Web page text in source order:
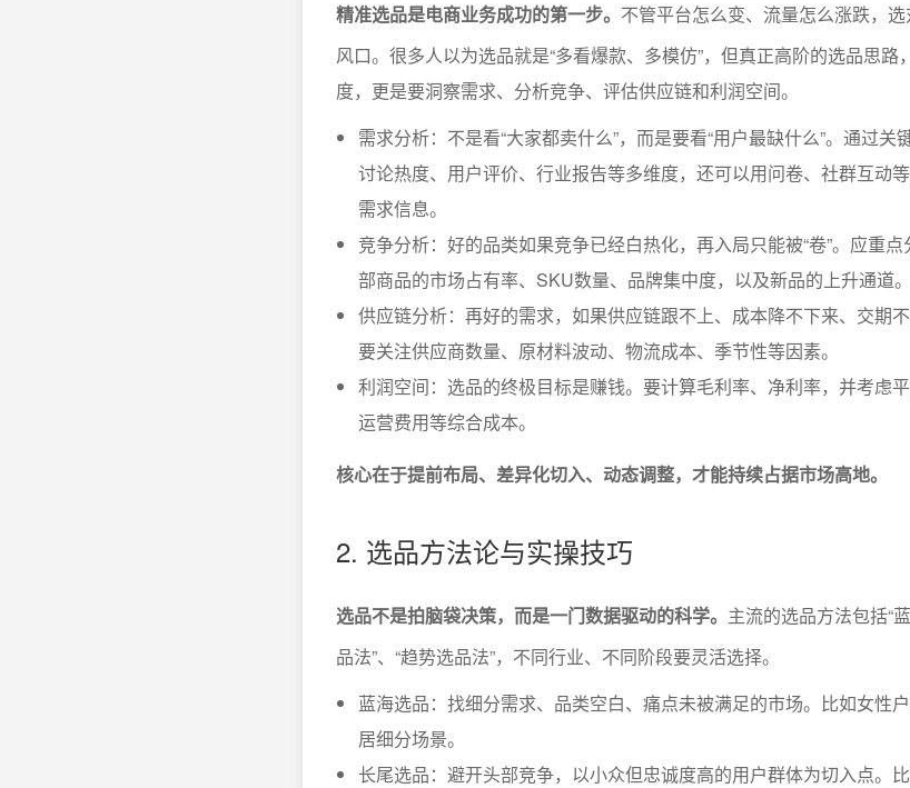
精准选品是电商业务成功的第一步。 不管平台怎么变、流量怎么涨跌，
风口。很多人以为选品就是“多看爆款、多模仿”，但真正高阶的选品思路
度，更是要洞察需求、分析竞争、评估供应链和利润空间。
需求分析：不是看“大家都卖什么”，而是要看“用户最缺什么”。通过关
讨论热度、用户评价、行业报告等多维度，还可以用问卷、社群互动
需求信息。
竞争分析：好的品类如果竞争已经白热化，再入局只能被“卷”。应重
部商品的市场占有率、SKU数量、品牌集中度，以及新品的上升通道。
供应链分析：再好的需求，如果供应链跟不上、成本降不下来、交期不
要关注供应商数量、原材料波动、物流成本、季节性等因素。
利润空间：选品的终极目标是赚钱。要计算毛利率、净利率，并考虑平
运营费用等综合成本。
核心在于提前布局、差异化切入、动态调整，才能持续占据市场高地。
2. 选品方法论与实操技巧
选品不是拍脑袋决策，而是一门数据驱动的科学。 主流的选品方法包括“
品法”、“趋势选品法”，不同行业、不同阶段要灵活选择。
蓝海选品：找细分需求、品类空白、痛点未被满足的市场。比如女性
居细分场景。
长尾选品：避开头部竞争，以小众但忠诚度高的用户群体为切入点。比